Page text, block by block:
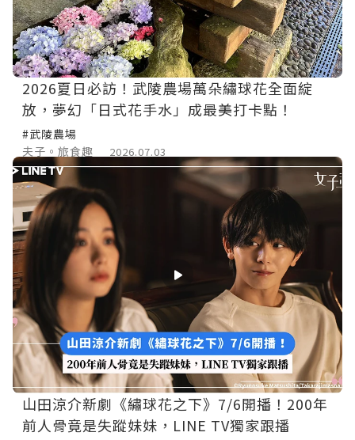
2026夏日必訪！武陵農場萬朵繡球花全面綻
放，夢幻「日式花手水」成最美打卡點！
#武陵農場
夫子。旅食趣
2026.07.03
山田涼介新劇《繡球花之下》7/6開播！200年
前人骨竟是失蹤妹妹，LINE TV獨家跟播